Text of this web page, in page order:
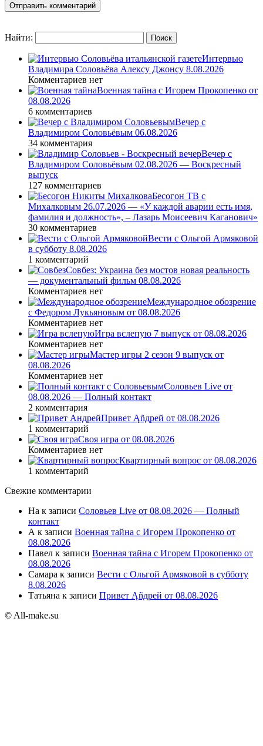
Найти:
Интервью
Владимира Соловьёва Алексу Джонсу 8.08.2026
Комментариев нет
Военная тайна с Игорем Прокопенко от
08.08.2026
6 комментариев
Вечер с
Владимиром Соловьёвым 06.08.2026
34 комментария
Вечер с
Владимиром Соловьёвым 02.08.2026 — Воскресный
выпуск
127 комментариев
Бесогон ТВ с
Михалковым 26.07.2026 — «У каждой аварии есть имя,
фамилия и должность», – Лазарь Моисеевич Каганович»
30 комментариев
Вести с Ольгой Армяковой
в субботу 8.08.2026
1 комментарий
Совбез: Украина без мостов новая реальность
— документальный фильм 08.08.2026
Комментариев нет
Международное обозрение
с Федором Лукьяновым от 08.08.2026
Комментариев нет
Игра вслепую 7 выпуск от 08.08.2026
Комментариев нет
Мастер игры 2 сезон 9 выпуск от
08.08.2026
Комментариев нет
Соловьев Live от
08.08.2026 — Полный контакт
2 комментария
Привет Ąñдpей от 08.08.2026
1 комментарий
Своя игра от 08.08.2026
Комментариев нет
Квартирный вопрос от 08.08.2026
1 комментарий
Свежие комментарии
На к записи Соловьев Live от 08.08.2026 — Полный
контакт
А к записи Военная тайна с Игорем Прокопенко от
08.08.2026
Павел к записи Военная тайна с Игорем Прокопенко от
08.08.2026
Самара к записи Вести с Ольгой Армяковой в субботу
8.08.2026
Татьяна к записи Привет Ąñдpей от 08.08.2026
© All-make.su